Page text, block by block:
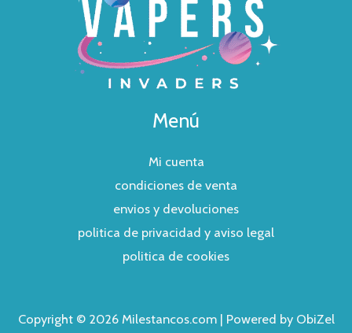
Menú
Mi cuenta
condiciones de venta
envios y devoluciones
politica de privacidad y aviso legal
politica de cookies
Copyright © 2026 Milestancos.com | Powered by ObiZel